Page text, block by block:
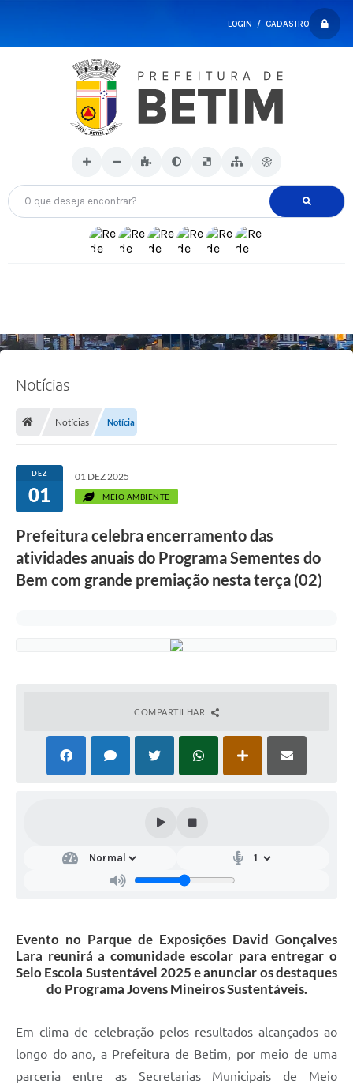
LOGIN / CADASTRO
O que deseja encontrar?
Notícias
Notícias Notícia
DEZ
01
01 DEZ 2025
MEIO AMBIENTE
Prefeitura celebra encerramento das
atividades anuais do Programa Sementes do
Bem com grande premiação nesta terça (02)
COMPARTILHAR
Evento no Parque de Exposições David Gonçalves
Lara reunirá a comunidade escolar para entregar o
Selo Escola Sustentável 2025 e anunciar os destaques
do Programa Jovens Mineiros Sustentáveis.
Em clima de celebração pelos resultados alcançados ao
longo do ano, a Prefeitura de Betim, por meio de uma
parceria entre as Secretarias Municipais de Meio